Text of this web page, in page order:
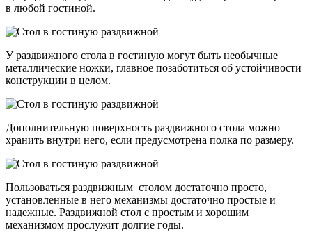
в любой гостиной.
У раздвижного стола в гостиную могут быть необычные
металлические ножки, главное позаботиться об устойчивости
конструкции в целом.
Дополнительную поверхность раздвижного стола можно
хранить внутри него, если предусмотрена полка по размеру.
Пользоваться раздвижным столом достаточно просто,
установленные в него механизмы достаточно простые и
надежные. Раздвижной стол с простым и хорошим
механизмом прослужит долгие годы.